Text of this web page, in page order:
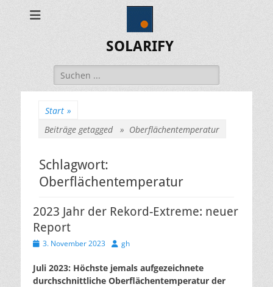
SOLARIFY
Suchen
nach:
Start »
Beiträge getagged » Oberflächentemperatur
Schlagwort:
Oberflächentemperatur
2023 Jahr der Rekord-Extreme: neuer
Report
Veröffentlicht
3. November 2023 Autor
gh
Juli 2023: Höchste jemals aufgezeichnete
durchschnittliche Oberflächentemperatur der